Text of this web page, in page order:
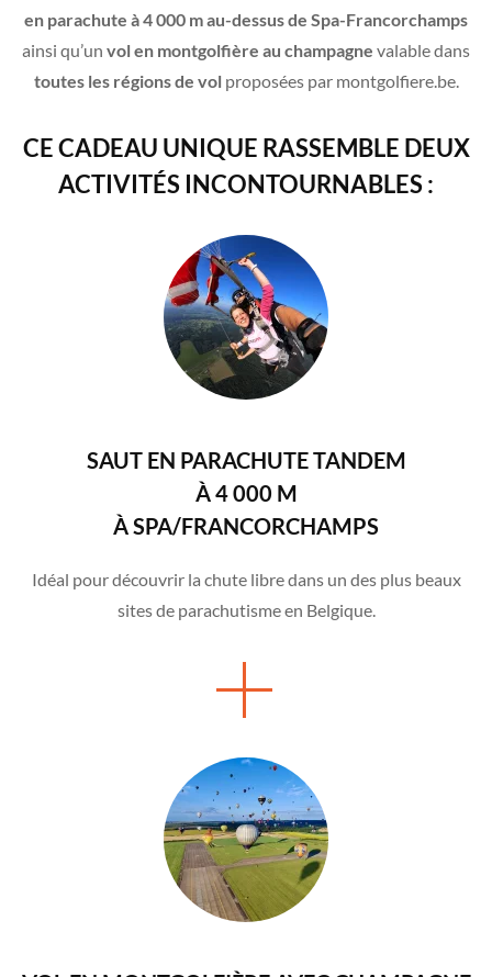
en parachute à 4 000 m au-dessus de Spa-Francorchamps
ainsi qu’un vol en montgolfière au champagne valable dans
toutes les régions de volproposées par montgolfiere.be.
CE CADEAU UNIQUE RASSEMBLE DEUX
ACTIVITÉS INCONTOURNABLES :
SAUT EN PARACHUTE TANDEM
À 4 000 M
À SPA/FRANCORCHAMPS
Idéal pour découvrir la chute libre dans un des plus beaux
sites de parachutisme en Belgique.